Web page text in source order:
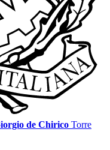
de Chirico Torre